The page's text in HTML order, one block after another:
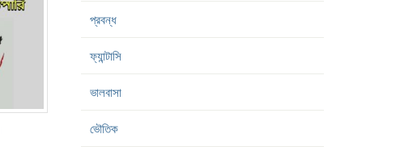
প্রবন্ধ
ফ্যান্টাসি
ভালবাসা
ভৌতিক